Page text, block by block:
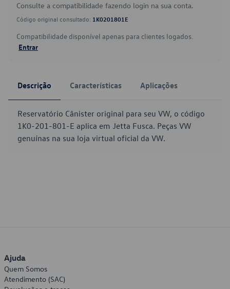
Consulte a compatibilidade fazendo login na sua conta.
Código original consultado: 1K0201801E
Compatibilidade disponível apenas para clientes logados.
Entrar
Descrição Características Aplicações
Reservatório Cânister original para seu VW, o código
1K0-201-801-E aplica em Jetta Fusca. Peças VW
genuínas na sua loja virtual oficial da VW.
Ajuda
Quem Somos
Atendimento (SAC)